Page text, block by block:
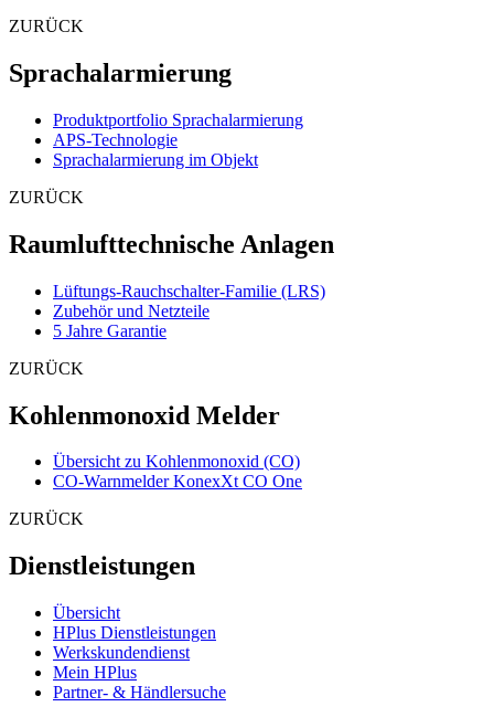
ZURÜCK
Sprachalarmierung
Produktportfolio Sprachalarmierung
APS-Technologie
Sprachalarmierung im Objekt
ZURÜCK
Raumlufttechnische Anlagen
Lüftungs-Rauchschalter-Familie (LRS)
Zubehör und Netzteile
5 Jahre Garantie
ZURÜCK
Kohlenmonoxid Melder
Übersicht zu Kohlenmonoxid (CO)
CO-Warnmelder KonexXt CO One
ZURÜCK
Dienstleistungen
Übersicht
HPlus Dienstleistungen
Werkskundendienst
Mein HPlus
Partner- & Händlersuche